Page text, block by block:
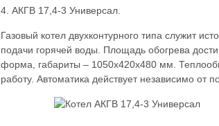
4. АКГВ 17,4-3 Универсал.
Газовый котел двухконтурного типа служит
подачи горячей воды. Площадь обогрева
форма, габариты – 1050x420x480 мм.
работу. Автоматика действует независимо от